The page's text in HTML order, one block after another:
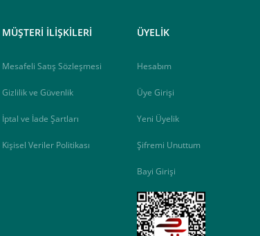
MÜŞTERİ İLİŞKİLERİ
Mesafeli Satış Sözleşmesi
Gizlilik ve Güvenlik
İptal ve İade Şartları
Kişisel Veriler Politikası
ÜYELİK
Hesabım
Üye Girişi
Yeni Üyelik
Şifremi Unuttum
Bayi Girişi